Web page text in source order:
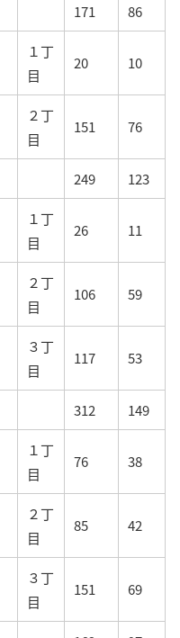
171 86
１丁
目
20 10
２丁
目
151 76
249 123
１丁
目
26 11
２丁
目
106 59
３丁
目
117 53
312 149
１丁
目
76 38
２丁
目
85 42
３丁
目
151 69